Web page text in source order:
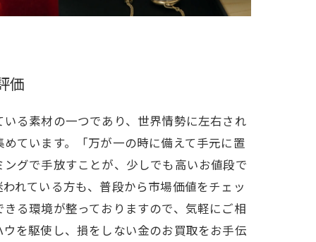
価
る素材の一つであり、世界情勢に左右され
ています。「万が一の時に備えて手元に置
グで手放すことが、少しでも高いお値段で
れている方も、普段から市場価値をチェッ
る環境が整っておりますので、気軽にご相
を駆使し、損をしない金のお買取をお手伝